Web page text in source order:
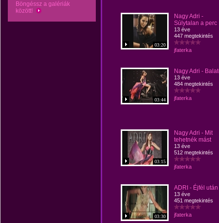
Böngéssz a galériák
között!
03:20
Nagy Adri -
Súlytalan a perc
13 éve
447 megtekintés
jfaterka
03:44
Nagy Adri -
13 éve
484 megtekintés
jfaterka
03:15
Nagy Adri - Mit
tehetnék mást
13 éve
512 megtekintés
jfaterka
03:30
ADRI - Éjfél után
13 éve
451 megtekintés
jfaterka